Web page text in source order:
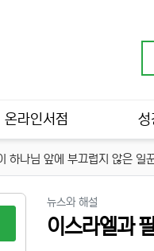
온라인서점 성
하나님 앞에 부끄럽지 않은
뉴스와 해설
이스라엘과